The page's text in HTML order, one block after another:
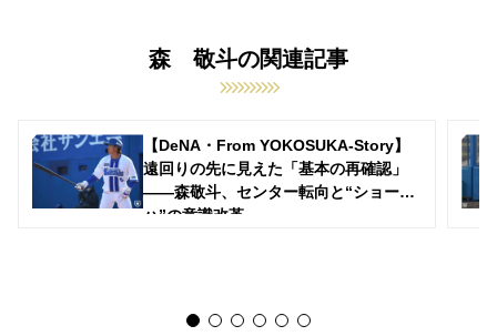
森 敬斗の関連記事
【DeNA・From YOKOSUKA-Story】
遠回りの先に見えた「基本の再確認」
——森敬斗、センター転向と“ショー
ハ”の意識改革